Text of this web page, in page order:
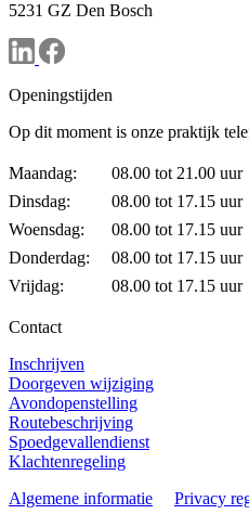
5231 GZ Den Bosch
Openingstijden
Op dit moment is onze praktijk
Maandag:
08.00 tot 21.00 uur
Dinsdag:
08.00 tot 17.15 uur
Woensdag:
08.00 tot 17.15 uur
Donderdag:
08.00 tot 17.15 uur
Vrijdag:
08.00 tot 17.15 uur
Contact
Inschrijven
Doorgeven wijziging
Avondopenstelling
Routebeschrijving
Spoedgevallendienst
Klachtenregeling
Algemene informatie
Privacy